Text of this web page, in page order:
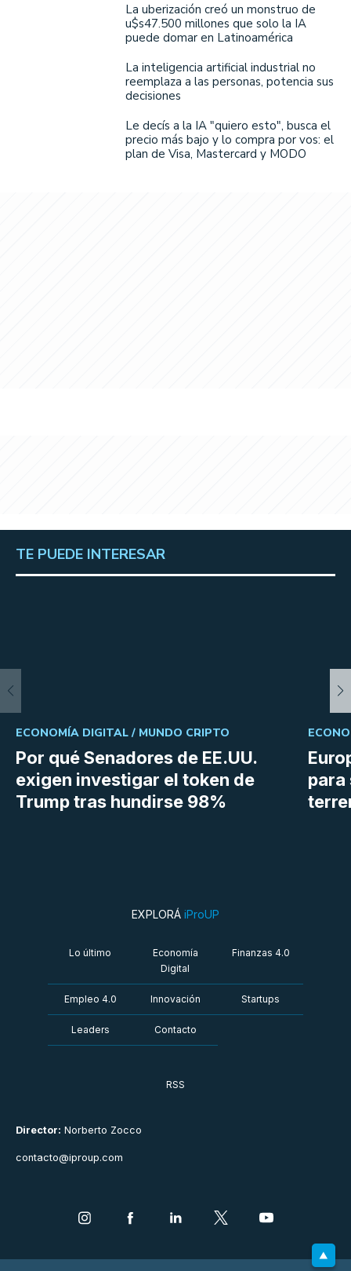
La uberización creó un monstruo de
u$s47.500 millones que solo la IA
puede domar en Latinoamérica
La inteligencia artificial industrial no
reemplaza a las personas, potencia sus
decisiones
Le decís a la IA "quiero esto", busca el
precio más bajo y lo compra por vos: el
plan de Visa, Mastercard y MODO
TE PUEDE INTERESAR
Por qué Senadores de EE.UU.
exigen investigar el token de
Trump tras hundirse 98%
ECONOMÍA DIGITAL / MUNDO CRIPTO
para
Director: Norberto Zocco
contacto@iproup.com
EXPLORÁ iProUP
Lo último
Economía
Digital
Finanzas 4.0
Empleo 4.0 Innovación Startups
Leaders Contacto
RSS